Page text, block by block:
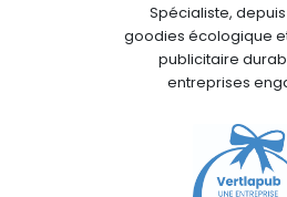
Spécialiste, depuis
goodies écologique
publicitaire
entreprises